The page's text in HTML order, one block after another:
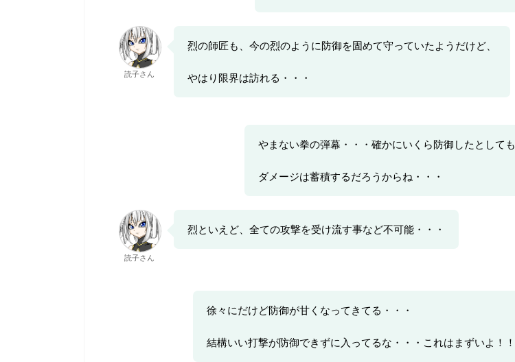
読子さん
烈の師匠も、今の烈のように防御を固めて守っていたようだけど、
やはり限界は訪れる・・・
やまない拳の弾幕・・・確かにいくら防御したとしても
ダメージは蓄積するだろうからね・・・
読子さん
烈といえど、全ての攻撃を受け流す事など不可能・・・
徐々にだけど防御が甘くなってきてる・・・
結構いい打撃が防御できずに入ってるな・・・これはまずいよ！！